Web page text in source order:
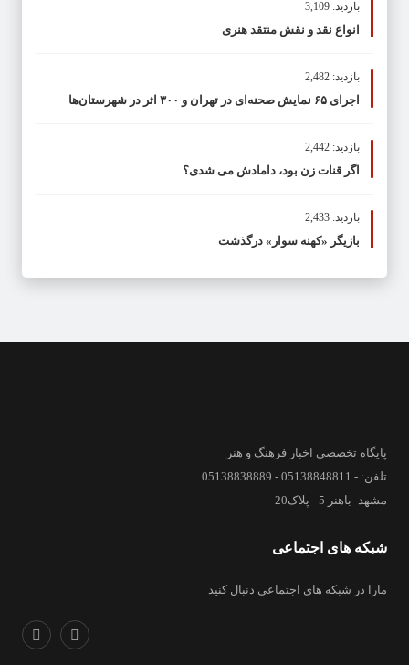
بازدید: 3,109
انواع نقد و نقش منتقد هنری
بازدید: 2,482
اجرای ۶۵ نمایش صحنه‌ای در تهران و ۳۰۰ اثر در شهرستان‌ها
بازدید: 2,442
اگر قنات زن بود، دامادش می شدی؟
بازدید: 2,433
بازیگر «کهنه سوار» درگذشت
پایگاه تخصصی اخبار فرهنگ و هنر
تلفن: - 05138848811 - 05138838889
مشهد- باهنر 5 - پلاک20
شبکه های اجتماعی
مارا در شبکه های اجتماعی دنبال کنید